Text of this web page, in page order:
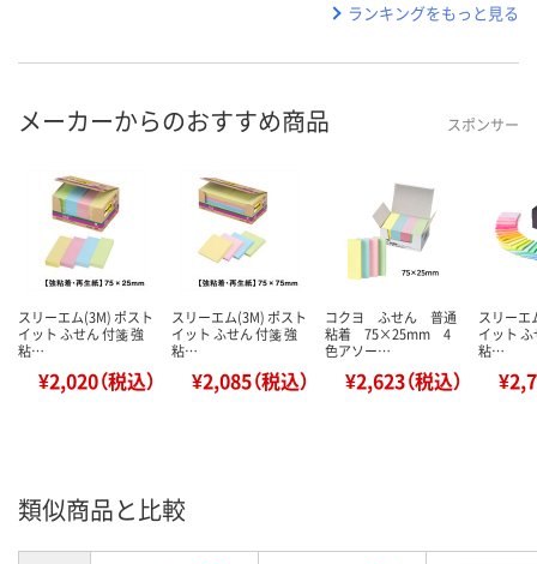
ランキングをもっと見る
メーカーからのおすすめ商品 スポンサー
スリーエム(3M) ポスト
イット ふせん 付箋 強
粘…
¥2,020（税込）
スリーエム(3M) ポスト
イット ふせん 付箋 強
粘…
¥2,085（税込）
コクヨ ふせん 普通
粘着 75×25mm 4
色アソー…
¥2,623（税込）
スリーエ
イット
粘…
類似商品と比較